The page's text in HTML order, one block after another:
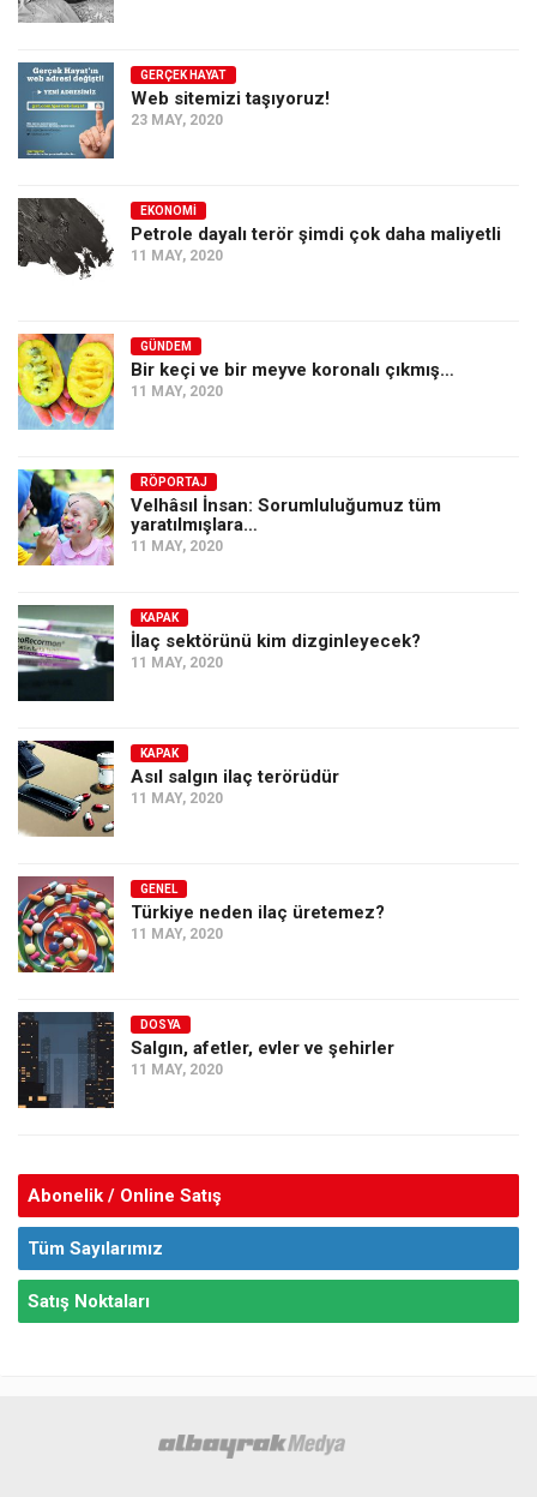
GERÇEK HAYAT
Web sitemizi taşıyoruz!
23 MAY, 2020
EKONOMI
Petrole dayalı terör şimdi çok daha maliyetli
11 MAY, 2020
GÜNDEM
Bir keçi ve bir meyve koronalı çıkmış…
11 MAY, 2020
RÖPORTAJ
Velhâsıl İnsan: Sorumluluğumuz tüm
yaratılmışlara…
11 MAY, 2020
KAPAK
İlaç sektörünü kim dizginleyecek?
11 MAY, 2020
KAPAK
Asıl salgın ilaç terörüdür
11 MAY, 2020
GENEL
Türkiye neden ilaç üretemez?
11 MAY, 2020
DOSYA
Salgın, afetler, evler ve şehirler
11 MAY, 2020
Abonelik / Online Satış
Tüm Sayılarımız
Satış Noktaları